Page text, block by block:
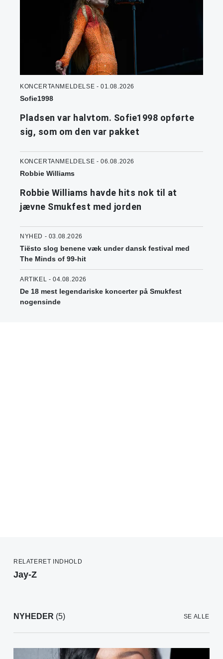
KONCERTANMELDELSE - 01.08.2026
Sofie1998
Pladsen var halvtom. Sofie1998 opførte
sig, som om den var pakket
KONCERTANMELDELSE - 06.08.2026
Robbie Williams
Robbie Williams havde hits nok til at
jævne Smukfest med jorden
NYHED - 03.08.2026
Tiësto slog benene væk under dansk festival med
The Minds of 99-hit
ARTIKEL - 04.08.2026
De 18 mest legendariske koncerter på Smukfest
nogensinde
RELATERET INDHOLD
Jay-Z
NYHEDER (5) SE ALLE